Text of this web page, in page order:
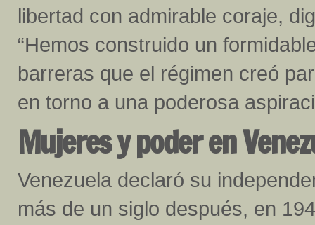
libertad con admirable coraje,
“Hemos construido un
barreras que el régimen creó
en torno a una poderosa
Mujeres y poder en
Venezuela declaró su
más de un siglo después, en